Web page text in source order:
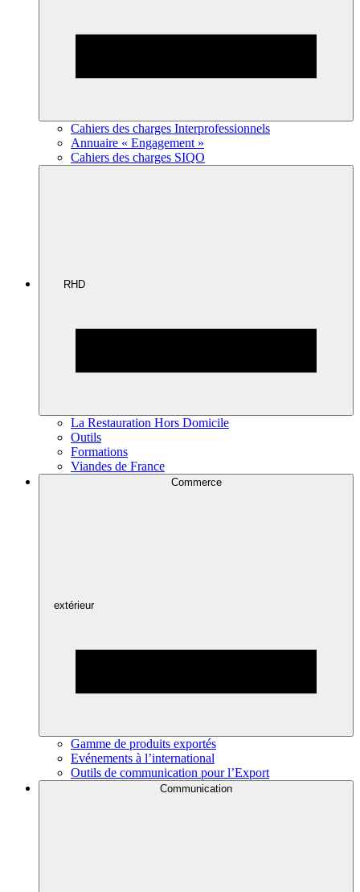
Cahiers des charges Interprofessionnels
Annuaire « Engagement »
Cahiers des charges SIQO
RHD
La Restauration Hors Domicile
Outils
Formations
Viandes de France
Commerce
extérieur
Gamme de produits exportés
Evénements à l’international
Outils de communication pour l’Export
Communication